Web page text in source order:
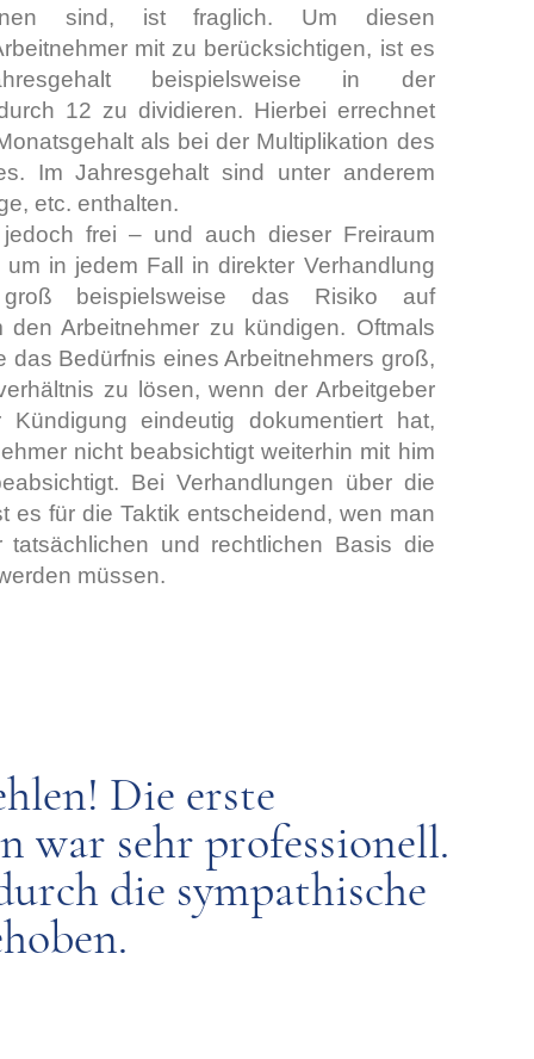
sind, ist fraglich. Um diesen
mit zu berücksichtigen, ist es
beispielsweise in der
12 zu dividieren. Hierbei errechnet
als bei der Multiplikation des
Im Jahresgehalt sind unter anderem
etc. enthalten.
frei – und auch dieser Freiraum
in jedem Fall in direkter Verhandlung
beispielsweise das Risiko auf
den Arbeitnehmer zu kündigen. Oftmals
das Bedürfnis eines Arbeitnehmers groß,
zu lösen, wenn der Arbeitgeber
eindeutig dokumentiert hat,
nicht beabsichtigt weiterhin mit him
Bei Verhandlungen über die
es für die Taktik entscheidend, wen man
und rechtlichen Basis die
müssen.
Die erste
war sehr professionell.
die sympathische